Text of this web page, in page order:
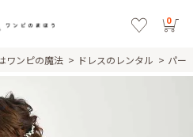
0
ワンピの魔法 ドレスのレンタル パー